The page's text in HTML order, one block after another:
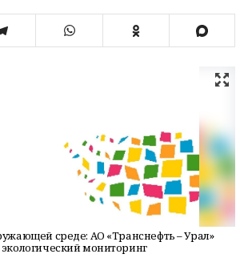
среде: АО «Транснефть – Урал»
мониторинг